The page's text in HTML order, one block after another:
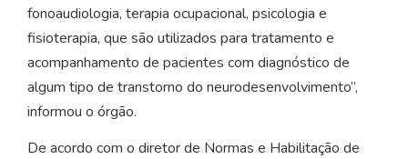
fonoaudiologia, terapia ocupacional, psicologia e
fisioterapia, que são utilizados para tratamento e
acompanhamento de pacientes com diagnóstico de
algum tipo de transtorno do neurodesenvolvimento”,
informou o órgão.
De acordo com o diretor de Normas e Habilitação de